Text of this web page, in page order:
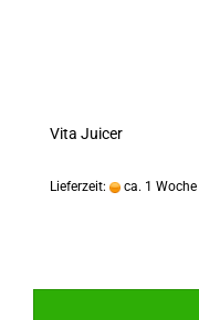
Vita Juicer
Lieferzeit: ca. 1 Woche